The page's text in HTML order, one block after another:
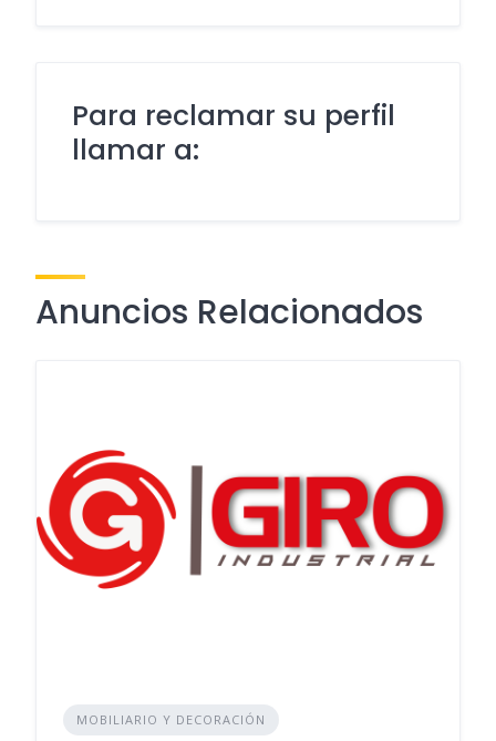
Para reclamar su perfil
llamar a:
Anuncios Relacionados
MOBILIARIO Y DECORACIÓN